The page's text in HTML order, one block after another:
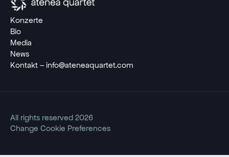
Konzerte
Bio
Media
News
Kontakt – info@ateneaquartet.com
All rights reserved 2026
Change Cookie Preferences